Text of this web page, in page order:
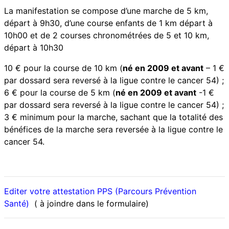
La manifestation se compose d’une marche de 5 km,
départ à 9h30, d’une course enfants de 1 km départ à
10h00 et de 2 courses chronométrées de 5 et 10 km,
départ à 10h30
10 € pour la course de 10 km (né en 2009 et avant – 1 €
par dossard sera reversé à la ligue contre le cancer 54) ;
6 € pour la course de 5 km (né en 2009 et avant -1 €
par dossard sera reversé à la ligue contre le cancer 54) ;
3 € minimum pour la marche, sachant que la totalité des
bénéfices de la marche sera reversée à la ligue contre le
cancer 54.
Editer votre attestation PPS (Parcours Prévention
Santé)
( à joindre dans le formulaire)